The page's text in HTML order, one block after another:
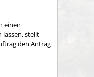
einen
lassen, stellt
den Antrag